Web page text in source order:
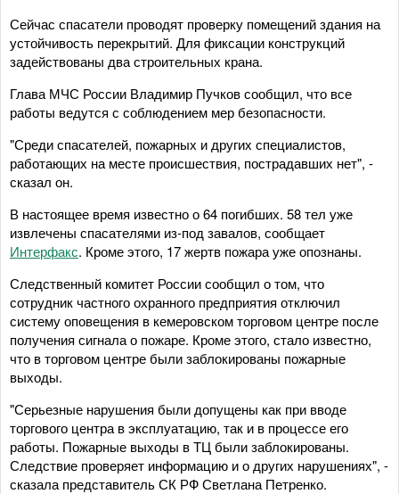
Сейчас спасатели проводят проверку помещений здания на
устойчивость перекрытий. Для фиксации конструкций
задействованы два строительных крана.
Глава МЧС России Владимир Пучков сообщил, что все
работы ведутся с соблюдением мер безопасности.
"Среди спасателей, пожарных и других специалистов,
работающих на месте происшествия, пострадавших нет", -
сказал он.
В настоящее время известно о 64 погибших. 58 тел уже
извлечены спасателями из-под завалов, сообщает
Интерфакс. Кроме этого, 17 жертв пожара уже опознаны.
Следственный комитет России сообщил о том, что
сотрудник частного охранного предприятия отключил
систему оповещения в кемеровском торговом центре после
получения сигнала о пожаре. Кроме этого, стало известно,
что в торговом центре были заблокированы пожарные
выходы.
"Серьезные нарушения были допущены как при вводе
торгового центра в эксплуатацию, так и в процессе его
работы. Пожарные выходы в ТЦ были заблокированы.
Следствие проверяет информацию и о других нарушениях", -
сказала представитель СК РФ Светлана Петренко.